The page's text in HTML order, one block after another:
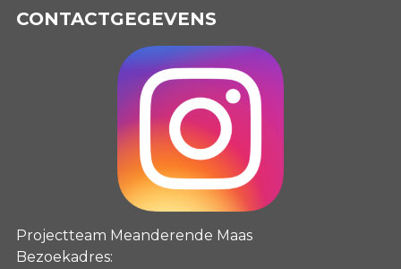
CONTACTGEGEVENS
Projectteam Meanderende Maas
Bezoekadres: